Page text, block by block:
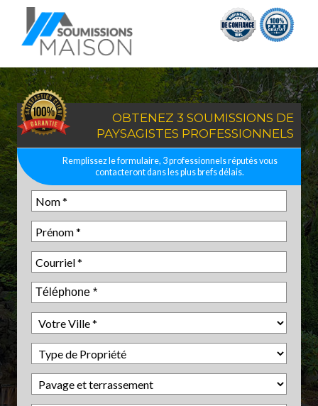
OBTENEZ 3 SOUMISSIONS DE
PAYSAGISTES PROFESSIONNELS
Remplissez le formulaire, 3 professionnels réputés vous
contacteront dans les plus brefs délais.